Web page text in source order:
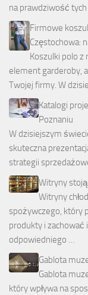
na prawdziwość tych
Firmowe
Częstochowa:
Koszulki polo
element garderoby,
Twojej firmy. W
Katalogi
Poznaniu
W dzisiejszym
skuteczna
strategii
Witryny
Witryny
spożywczego, który
produkty i
odpowiedniego …
Gablota
Gablota
który wpływa na